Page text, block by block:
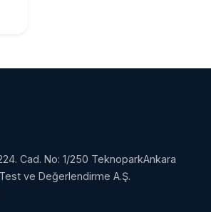
Cad. No: 1/250 TeknoparkAnkara
ve Değerlendirme A.Ş.